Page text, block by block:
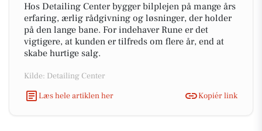
Hos Detailing Center bygger bilplejen på mange års
erfaring, ærlig rådgivning og løsninger, der holder
på den lange bane. For indehaver Rune er det
vigtigere, at kunden er tilfreds om flere år, end at
skabe hurtige salg.
Kilde: Detailing Center
Læs hele artiklen her
Kopiér link